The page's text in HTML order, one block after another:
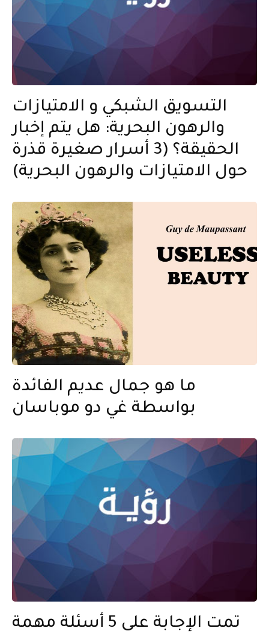
التسويق الشبكي و الامتيازات
والرهون البحرية: هل يتم إخبار
الحقيقة؟ (3 أسرار صغيرة قذرة
حول الامتيازات والرهون البحرية)
ما هو جمال عديم الفائدة
بواسطة غي دو موباسان
تمت الإجابة على 5 أسئلة مهمة